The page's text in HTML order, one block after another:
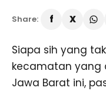
Share:
Siapa sih yang
kecamatan yang
Jawa Barat ini,